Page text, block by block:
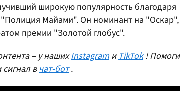
широкую популярность благодаря
Майами". Он номинант на "Оскар",
премии "Золотой глобус".
– у нашихInstagram и TikTok ! Помоги
в чат-бот .